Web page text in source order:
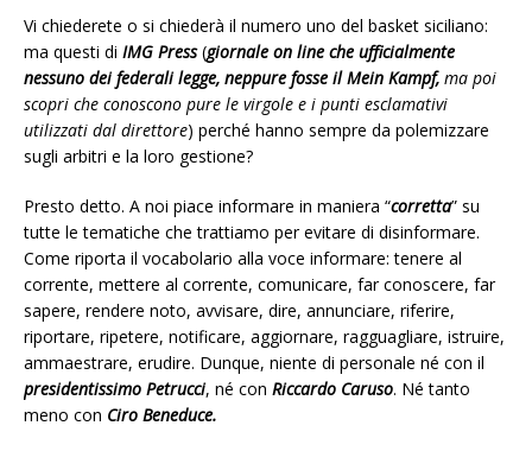
Vi chiederete o si chiederà il numero uno del basket siciliano:
ma questi di IMG Press(giornale on line che ufficialmente
nessuno dei federali legge, neppure fosse il Mein Kampf, ma poi
scopri che conoscono pure le virgole e i punti esclamativi
utilizzati dal direttore) perché hanno sempre da polemizzare
sugli arbitri e la loro gestione?
Presto detto. A noi piace informare in maniera “corretta” su
tutte le tematiche che trattiamo per evitare di disinformare.
Come riporta il vocabolario alla voce informare: tenere al
corrente, mettere al corrente, comunicare, far conoscere, far
sapere, rendere noto, avvisare, dire, annunciare, riferire,
riportare, ripetere, notificare, aggiornare, ragguagliare, istruire,
ammaestrare, erudire. Dunque, niente di personale né con il
presidentissimo Petrucci, né con Riccardo Caruso. Né tanto
meno con Ciro Beneduce.